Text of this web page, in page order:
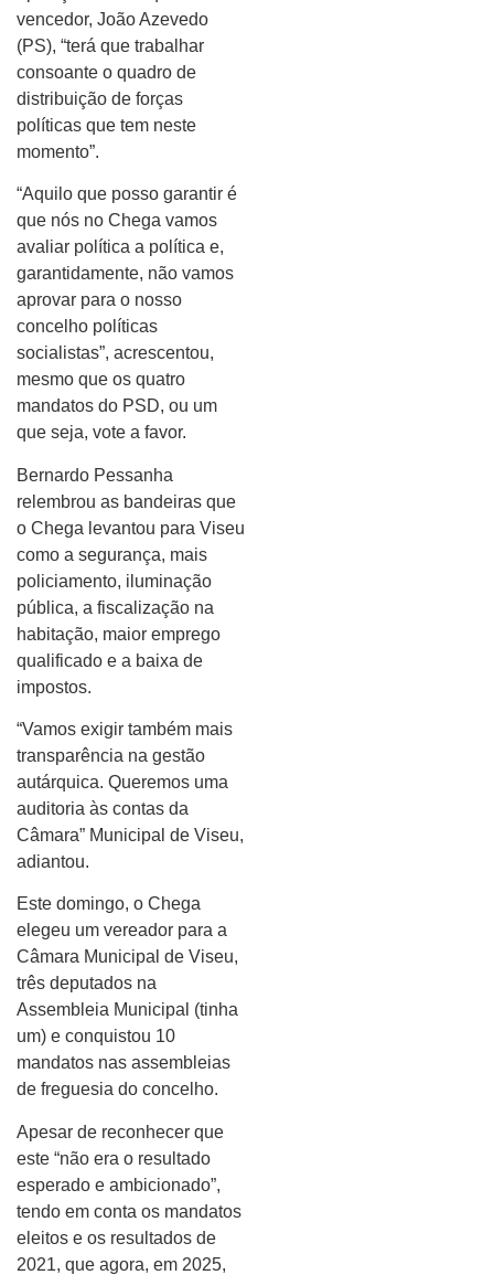
vencedor, João Azevedo
(PS), “terá que trabalhar
consoante o quadro de
distribuição de forças
políticas que tem neste
momento”.
“Aquilo que posso garantir é
que nós no Chega vamos
avaliar política a política e,
garantidamente, não vamos
aprovar para o nosso
concelho políticas
socialistas”, acrescentou,
mesmo que os quatro
mandatos do PSD, ou um
que seja, vote a favor.
Bernardo Pessanha
relembrou as bandeiras que
o Chega levantou para Viseu
como a segurança, mais
policiamento, iluminação
pública, a fiscalização na
habitação, maior emprego
qualificado e a baixa de
impostos.
“Vamos exigir também mais
transparência na gestão
autárquica. Queremos uma
auditoria às contas da
Câmara” Municipal de Viseu,
adiantou.
Este domingo, o Chega
elegeu um vereador para a
Câmara Municipal de Viseu,
três deputados na
Assembleia Municipal (tinha
um) e conquistou 10
mandatos nas assembleias
de freguesia do concelho.
Apesar de reconhecer que
este “não era o resultado
esperado e ambicionado”,
tendo em conta os mandatos
eleitos e os resultados de
2021, que agora, em 2025,